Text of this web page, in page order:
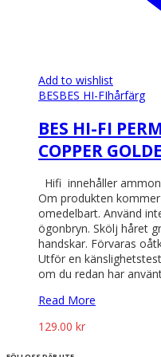
Add to wishlist
BESBES HI-FIhårfärg
BES HI-FI
COPPER
Hifi innehåller
Om produkten
omedelbart. Använd
ögonbryn. Skölj håret
handskar. Förvaras
Utför en
om du redan har
Read More
129.00 kr